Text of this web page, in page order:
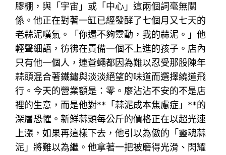
膠棚，與「宇宙」或「中心」這兩個詞毫無關
係。他正在對著一缸已經發酵了七個月又七天的
老蒜泥嘆氣。「你還不夠靈動，我的蒜泥。」他
輕聲細語，彷彿在責備一個不上進的孩子。店內
只有他一個人，連蒼蠅都因為難以忍受那股陳年
蒜頭混合著鐵鏽與淡淡絕望的味道而選擇繞道飛
行。今天的營業額是：零。廖沾沾不安的不是店
裡的生意，而是他對**「蒜泥成本焦慮症」**的
深層恐懼。新鮮蒜頭每公斤的價格正在以超光速
上漲，如果再這樣下去，他引以為傲的「靈魂蒜
泥」將難以為繼。他拿著一把被磨得光滑、閃耀